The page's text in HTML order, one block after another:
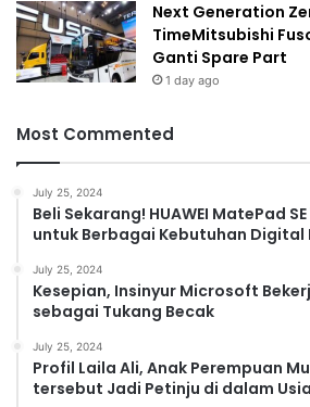
Next Generation
TimeMitsubishi
Ganti Spare Part
1 day ago
Most Commented
July 25, 2024
Beli Sekarang! HUAWEI MatePad
untuk Berbagai Kebutuhan Digital
July 25, 2024
Kesepian, Insinyur Microsoft
sebagai Tukang Becak
July 25, 2024
Profil Laila Ali, Anak Perempuan
tersebut Jadi Petinju di dalam Usia